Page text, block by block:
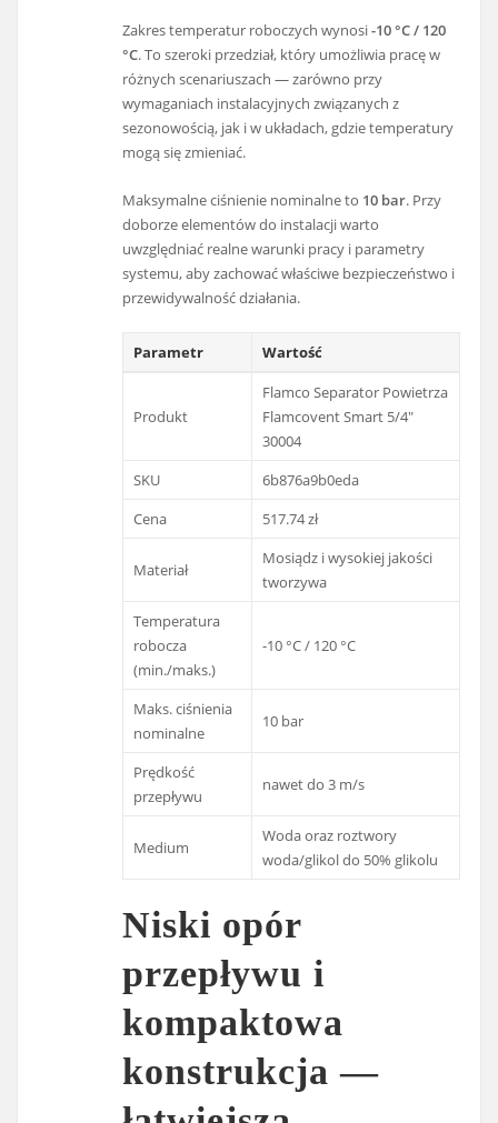
Zakres temperatur roboczych wynosi-10 °C / 120
°C. To szeroki przedział, który umożliwia pracę w
różnych scenariuszach — zarówno przy
wymaganiach instalacyjnych związanych z
sezonowością, jak i w układach, gdzie temperatury
mogą się zmieniać.
Maksymalne ciśnienie nominalne to 10 bar. Przy
doborze elementów do instalacji warto
uwzględniać realne warunki pracy i parametry
systemu, aby zachować właściwe bezpieczeństwo i
przewidywalność działania.
Parametr Wartość
Produkt
Flamco Separator Powietrza
Flamcovent Smart 5/4"
30004
SKU
6b876a9b0eda
Cena
517.74 zł
Materiał
Mosiądz i wysokiej jakości
tworzywa
Temperatura
robocza
(min./maks.)
-10 °C / 120 °C
Maks. ciśnienia
nominalne
10 bar
Prędkość
przepływu
nawet do 3 m/s
Medium
Woda oraz roztwory
woda/glikol do 50% glikolu
Niski opór
przepływu i
kompaktowa
konstrukcja —